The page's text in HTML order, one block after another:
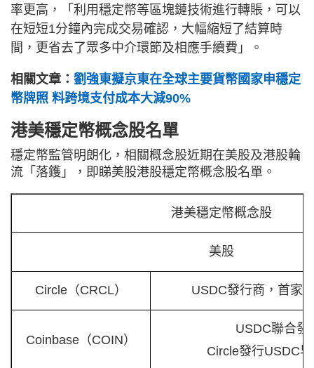
率更高，「利用穩定幣等區塊鏈技術進行轉賬，可以
在短短1分鐘內完成交易確認，大幅縮短了結算時
間，更省去了眾多中介環節及相應手續費」。
相關文章： 劉強東擬京東在全球主要貨幣國家申穩定
幣牌照 料跨境支付成本大減90%
港美穩定幣概念股名單
穩定幣監管明朗化，相關概念股近期在美股及港股輪
流「落鑊」，即睇美股港股穩定幣概念股名單。
港美穩定幣概念股
美股
Circle（CRCL） USDC發行商，首家
Coinbase（COIN）
USDC聯合發
Circle發行USDC